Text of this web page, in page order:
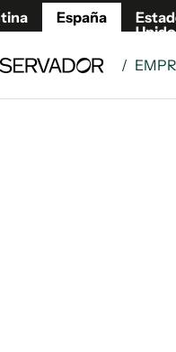
España
/